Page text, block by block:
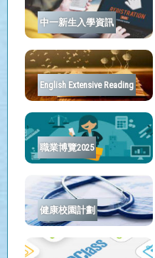
中一新生入學資訊
English Extensive Reading
職業博覽2025
健康校園計劃